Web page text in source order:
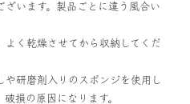
ざいます。製品ごとに違う風合い
よく乾燥させてから収納してくだ
や研磨剤入りのスポンジを使用し
損の原因になります。